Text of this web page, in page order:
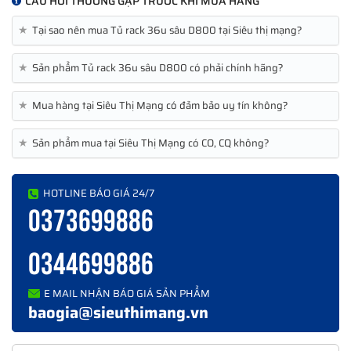
các số Hotline hoặc tới văn phòng để lựa chọn và được tư vấn
hỗ trợ tốt nhất về giá của sản phẩm.
Thông số kỹ thuật tủ rack 36U D800, tủ rack server
chuyên dụng
Đặc trưng của tủ
rack 36U D800
Mô tả chi tiết các đặc trưng của tủ
rack 36U D800
Thương hiệu
Cablexa
Loại
Cửa lưới - Cửa Mika
Màu sắc
Đen - Trắng (Theo yêu cầu đơn đặt
hàng)
Kích thước
1820 x 600 x 800(mm) chiều cao x
chiều rộng x chiều sâu
Tải trọng
500kg
Loại sơn
Sử dụng sơn tĩnh điện Jotun chống
han gỉ
★ Tại sao nên mua Tủ rack 36u sâu D800 tại Siêu thị mạng?
★ Sản phẩm Tủ rack 36u sâu D800 có phải chính hãng?
★ Mua hàng tại Siêu Thị Mạng có đảm bảo uy tín không?
★ Sản phẩm mua tại Siêu Thị Mạng có CO, CQ không?
HOTLINE BÁO GIÁ 24/7
0373699886
0344699886
E MAIL NHẬN BÁO GIÁ SẢN PHẨM
baogia@sieuthimang.vn